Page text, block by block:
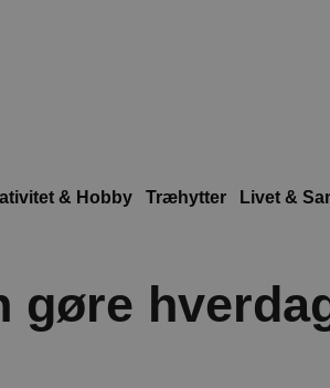
& Hobby Træhytter Livet &